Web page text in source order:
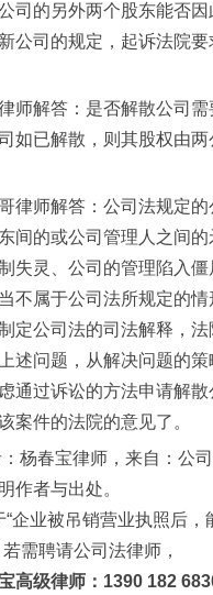
司的另外两个股东能否因
公司的规定，起诉法院要
师解答：是否解散公司需
如已解散，则其股权由
律师解答：公司法规定
间的或公司管理人之间的
失灵、公司的管理陷入僵
不属于公司法所规定的情
定公司法的司法解释，
述问题，从解决问题的
通过诉讼的方法申请解
案件的法院的意见了。
杨春宝律师，来自：公司
作者与出处。
“企业被吊销营业执照后，
需聘请公司法律师，
高级律师：1390 182